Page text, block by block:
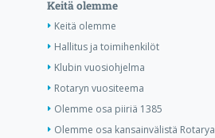
Keitä olemme
Keitä olemme
Hallitus ja toimihenkilöt
Klubin vuosiohjelma
Rotaryn vuositeema
Olemme osa piiriä 1385
Olemme osa kansainvälistä Rotarya